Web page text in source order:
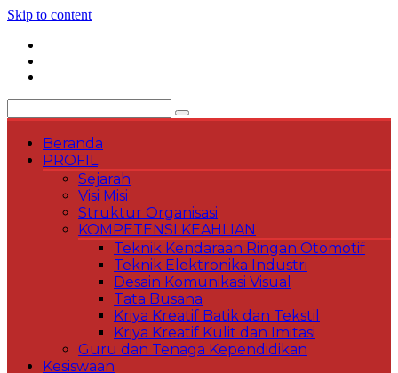
Skip to content
Beranda
PROFIL
Sejarah
Visi Misi
Struktur Organisasi
KOMPETENSI KEAHLIAN
Teknik Kendaraan Ringan Otomotif
Teknik Elektronika Industri
Desain Komunikasi Visual
Tata Busana
Kriya Kreatif Batik dan Tekstil
Kriya Kreatif Kulit dan Imitasi
Guru dan Tenaga Kependidikan
Kesiswaan